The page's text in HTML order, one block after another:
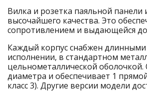
Вилка и розетка паяльной
высочайшего качества. Это
сопротивлением и выдающейся
Каждый корпус снабжен
исполнении, в стандартном
цельнометаллической
диаметра и обеспечивает 1
класс 3). Другие версии модели